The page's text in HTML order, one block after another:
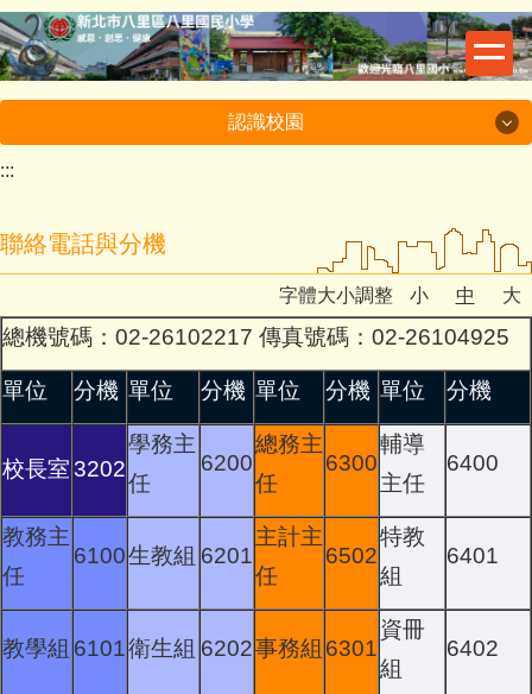
跳
到
主
要
認識校園
校史沿革
連絡電話與分機
:::
聯絡電話與分機
字體大小調整 小 中 大
總機號碼：02-26102217 傳真號碼：02-26104925
單位 分機 單位 分機 單位 分機 單位 分機
校長室3202
學務主
任
6200
總務主
任
6300
輔導
主任
6400
教務主
任
6100生教組 6201
主計主
任
6502
特教
組
6401
教學組 6101衛生組 6202事務組 6301
資冊
組
6402